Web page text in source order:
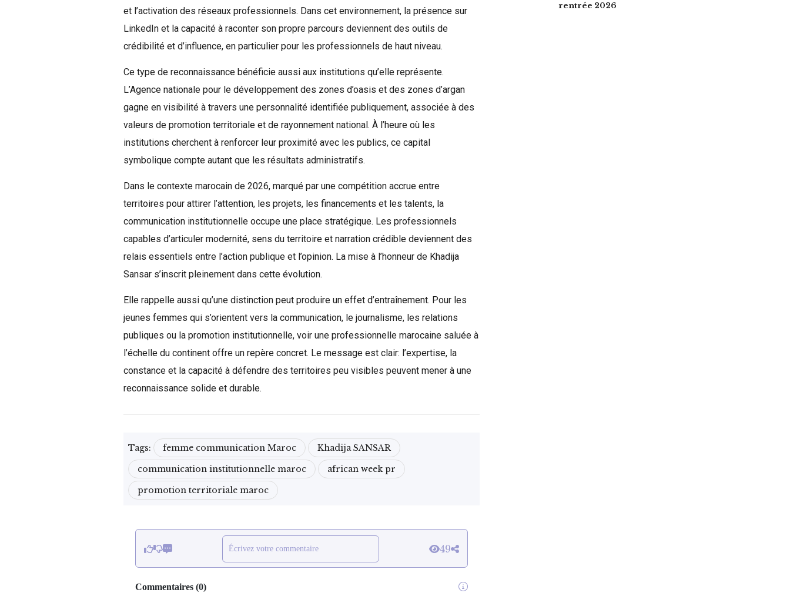
et l’activation des réseaux professionnels. Dans cet environnement, la présence sur
LinkedIn et la capacité à raconter son propre parcours deviennent des outils de
crédibilité et d’influence, en particulier pour les professionnels de haut niveau.
Ce type de reconnaissance bénéficie aussi aux institutions qu’elle représente.
L’Agence nationale pour le développement des zones d’oasis et des zones d’argan
gagne en visibilité à travers une personnalité identifiée publiquement, associée à des
valeurs de promotion territoriale et de rayonnement national. À l’heure où les
institutions cherchent à renforcer leur proximité avec les publics, ce capital
symbolique compte autant que les résultats administratifs.
Dans le contexte marocain de 2026, marqué par une compétition accrue entre
territoires pour attirer l’attention, les projets, les financements et les talents, la
communication institutionnelle occupe une place stratégique. Les professionnels
capables d’articuler modernité, sens du territoire et narration crédible deviennent des
relais essentiels entre l’action publique et l’opinion. La mise à l’honneur de Khadija
Sansar s’inscrit pleinement dans cette évolution.
Elle rappelle aussi qu’une distinction peut produire un effet d’entraînement. Pour les
jeunes femmes qui s’orientent vers la communication, le journalisme, les relations
publiques ou la promotion institutionnelle, voir une professionnelle marocaine saluée à
l’échelle du continent offre un repère concret. Le message est clair: l’expertise, la
constance et la capacité à défendre des territoires peu visibles peuvent mener à une
reconnaissance solide et durable.
Tags: femme communication Maroc
Khadija SANSAR
communication institutionnelle maroc
african week pr
promotion territoriale maroc
Écrivez votre commentaire 49
Commentaires (0)
rentrée 2026